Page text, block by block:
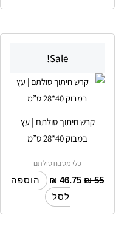
Sale!
קרש חיתוך סולתם | עץ
במבוק 40*28 ס”מ
כלי מטבח סולתם
₪55
₪ 46.75
הוספה
לסל